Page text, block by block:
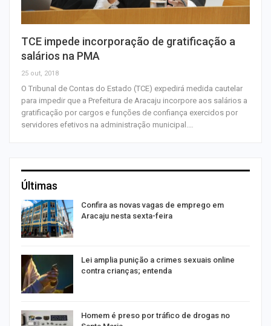
TCE impede incorporação de gratificação a
salários na PMA
25 out, 2018
O Tribunal de Contas do Estado (TCE) expedirá medida cautelar
para impedir que a Prefeitura de Aracaju incorpore aos salários a
gratificação por cargos e funções de confiança exercidos por
servidores efetivos na administração municipal.…
Últimas
Confira as novas vagas de emprego em
Aracaju nesta sexta-feira
Lei amplia punição a crimes sexuais online
contra crianças; entenda
Homem é preso por tráfico de drogas no